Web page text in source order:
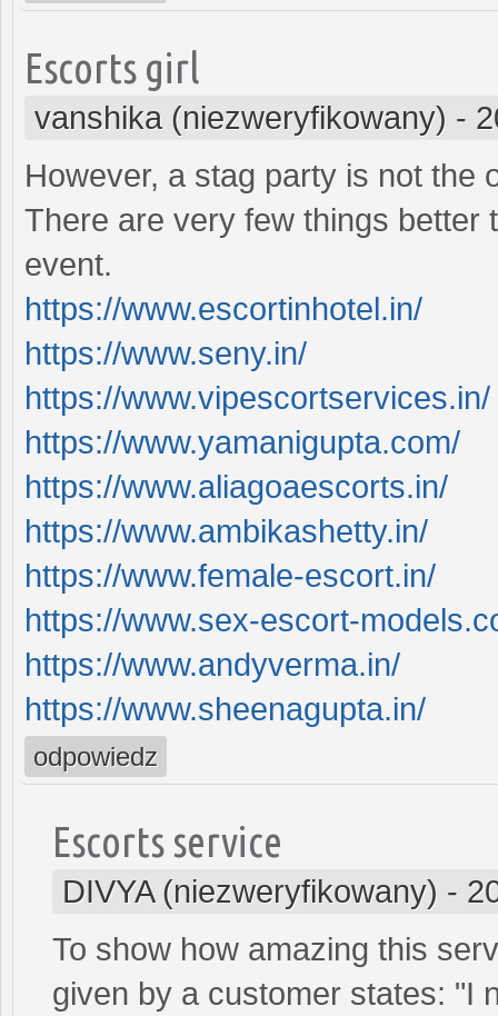
Escorts girl
vanshika (niezweryfikowany) -
However, a stag party is not the
There are very few things better
event.
https://www.escortinhotel.in/
https://www.seny.in/
https://www.vipescortservices.in/
https://www.yamanigupta.com/
https://www.aliagoaescorts.in/
https://www.ambikashetty.in/
https://www.female-escort.in/
https://www.sex-escort-
https://www.andyverma.in/
https://www.sheenagupta.in/
odpowiedz
Escorts service
DIVYA (niezweryfikowany) -
To show how amazing this
given by a customer states: "I